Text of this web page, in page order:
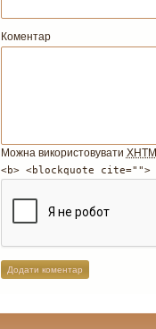
Коментар
Можна використовувати
<b> <blockquote